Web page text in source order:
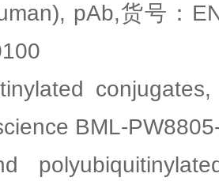
pAb,货号：
BML-